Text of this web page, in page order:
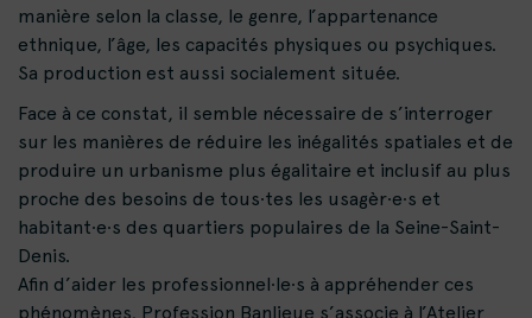
manière selon la classe, le genre, l’appartenance
ethnique, l’âge, les capacités physiques ou psychiques.
Sa production est aussi socialement située.
Face à ce constat, il semble nécessaire de s’interroger
sur les manières de réduire les inégalités spatiales et de
produire un urbanisme plus égalitaire et inclusif au plus
proche des besoins de tous·tes les usagèr·e·s et
habitant·e·s des quartiers populaires de la Seine-Saint-
Denis.
Afin d’aider les professionnel·le·s à appréhender ces
phénomènes, Profession Banlieue s’associe à l’Atelier